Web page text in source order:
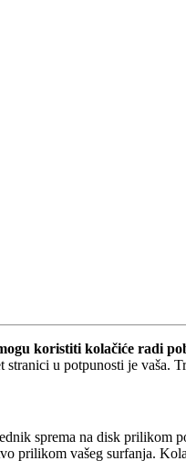
koristiti kolačiće radi
u potpunosti je vaša.
sprema na disk prilikom
prilikom vašeg surfanja.